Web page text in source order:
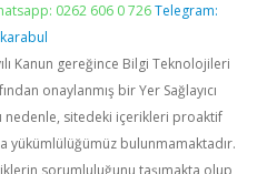
0262 606 0 726 Telegram:
Kanun gereğince Bilgi Teknolojileri
onaylanmış bir Yer Sağlayıcı
nedenle, sitedeki içerikleri proaktif
yükümlülüğümüz bulunmamaktadır.
sorumluluğunu taşımakta olup,